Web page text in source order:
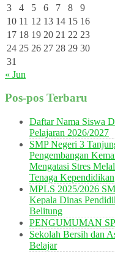
3
4 5 6 7 8
9
10 11 12 13 14 15 16
17 18 19 20 21 22 23
24 25 26 27 28 29 30
31
« Jun
Pos-pos Terbaru
Daftar Nama Siswa
Pelajaran 2026/2027
SMP Negeri 3
Pengembangan
Mengatasi Stres
Tenaga Kependidikan
MPLS 2025/2026
Kepala Dinas
Belitung
PENGUMUMAN
Sekolah Bersih dan
Belajar